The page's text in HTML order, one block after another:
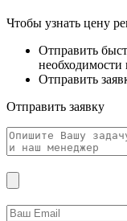
Чтобы узнать цену
Отправить
необходимости
Отправить
Отправить заявку